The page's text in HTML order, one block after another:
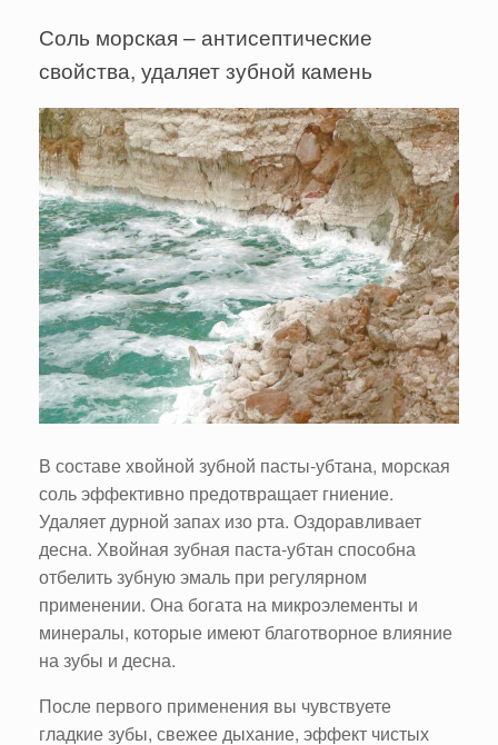
Соль морская – антисептические
свойства, удаляет зубной камень
В составе хвойной зубной пасты-убтана, морская
соль эффективно предотвращает гниение.
Удаляет дурной запах изо рта. Оздоравливает
десна. Хвойная зубная паста-убтан способна
отбелить зубную эмаль при регулярном
применении. Она богата на микроэлементы и
минералы, которые имеют благотворное влияние
на зубы и десна.
После первого применения вы чувствуете
гладкие зубы, свежее дыхание, эффект чистых